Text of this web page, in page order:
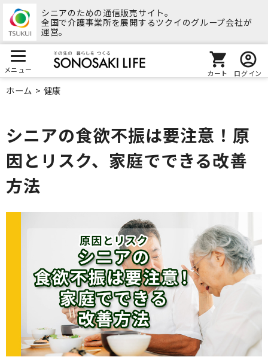
シニアのための通信販売サイト。
全国で介護事業所を展開するツクイのグループ会社が
運営。
メニュー カート ログイン
ホーム > 健康
シニアの食欲不振は要注意！原
因とリスク、家庭でできる改善
方法